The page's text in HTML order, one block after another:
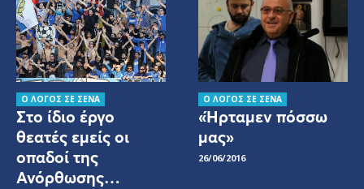
Ο ΛΟΓΟΣ ΣΕ ΣΕΝΑ
Στο ίδιο έργο
θεατές εμείς οι
οπαδοί της
Ανόρθωσης…
Ο ΛΟΓΟΣ ΣΕ ΣΕΝΑ
«Ήρταμεν πόσσω
μας»
26/06/2016